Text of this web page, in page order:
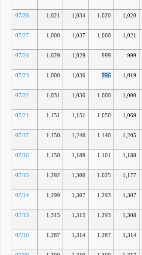
07/28 1,021 1,034 1,020 1,020
07/27 1,000 1,037 1,000 1,021
07/24 1,029 1,029 999 999
07/23 1,000 1,036 996 1,019
07/22 1,031 1,036 1,000 1,000
07/21 1,151 1,151 1,050 1,069
07/17 1,150 1,240 1,140 1,205
07/16 1,150 1,189 1,101 1,188
07/15 1,292 1,300 1,025 1,177
07/14 1,299 1,307 1,293 1,307
07/13 1,315 1,315 1,293 1,308
07/10 1,287 1,314 1,287 1,314